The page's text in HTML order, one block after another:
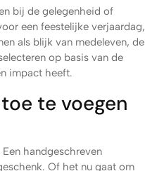
bij de gelegenheid of
een feestelijke verjaardag,
als blijk van medeleven, de
op basis van de
impact heeft.
te voegen
handgeschreven
Of het nu gaat om